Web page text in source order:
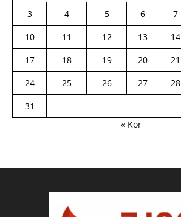
3
4 5 6 7
10
11 12 13 14
17
18 19 20 21
24
25 26 27 28
31
« Kor